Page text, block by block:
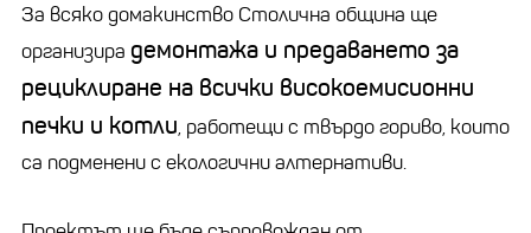
За всяко домакинство Столична община ще
организира демонтажа и предаването за
рециклиране на всички високоемисионни
печки и котли, работещи с твърдо гориво, които
са подменени с екологични алтернативи.